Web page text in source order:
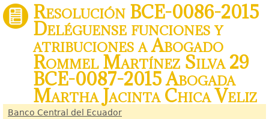
Resolución BCE-0086-2015
Deléguense funciones y
atribuciones a Abogado
Rommel Martínez Silva 29
BCE-0087-2015 Abogada
Martha Jacinta Chica Veliz
Banco Central del Ecuador